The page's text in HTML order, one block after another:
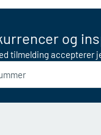
og
tilmelding accepterer